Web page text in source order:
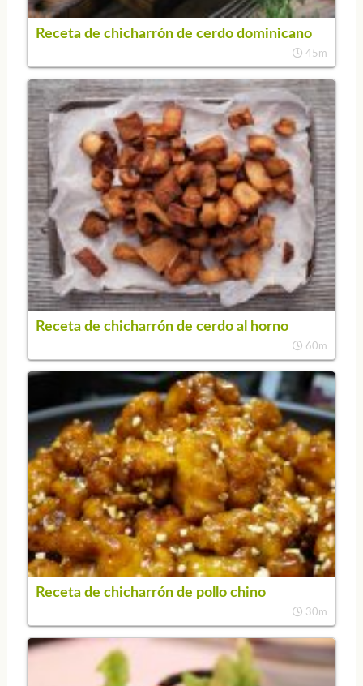
Receta de chicharrón de cerdo dominicano
45m
Receta de chicharrón de cerdo al horno
60m
Receta de chicharrón de pollo chino
30m